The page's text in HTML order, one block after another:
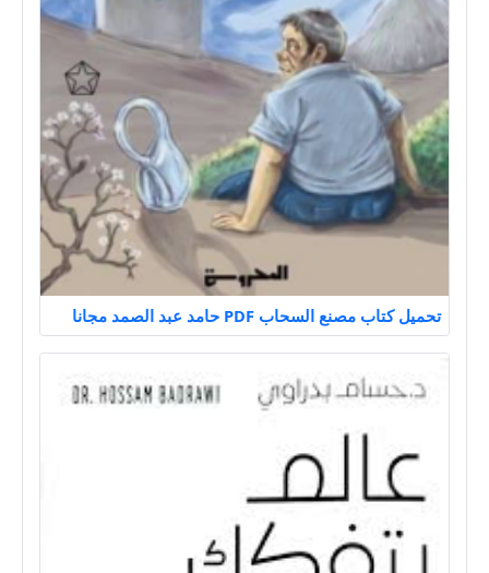
تحميل كتاب مصنع السحاب PDF حامد عبد الصمد مجانا